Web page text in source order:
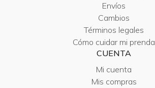
Envíos
Cambios
Términos legales
Cómo cuidar mi prenda
CUENTA
Mi cuenta
Mis compras